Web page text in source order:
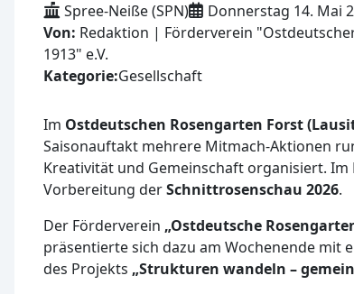
Spree-Neiße (SPN) Donnerstag 14. Mai
Von: Redaktion | Förderverein
1913" e.V.
Kategorie:Gesellschaft
Im Ostdeutschen Rosengarten Forst
Saisonauftakt mehrere Mitmach-Aktionen
Kreativität und Gemeinschaft organisiert.
Vorbereitung derSchnittrosenschau 2026.
Der Förderverein „Ostdeutsche
präsentierte sich dazu am Wochenende mit
des Projekts „Strukturen wandeln –